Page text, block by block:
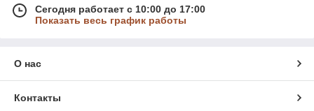
Сегодня работает с 10:00 до 17:00
Показать весь график работы
О нас
Контакты